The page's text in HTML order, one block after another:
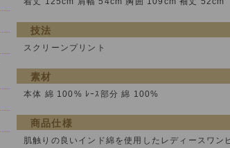
技法
スクリーンプリント
素材
本体 綿 100% ﾚｰｽ部分 綿 100%
商品仕様
肌触りの良いインド綿を使用したレディースワン